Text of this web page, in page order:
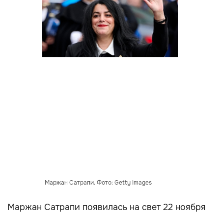
Маржан Сатрапи. Фото: Getty Images
Маржан Сатрапи появилась на свет 22 ноября